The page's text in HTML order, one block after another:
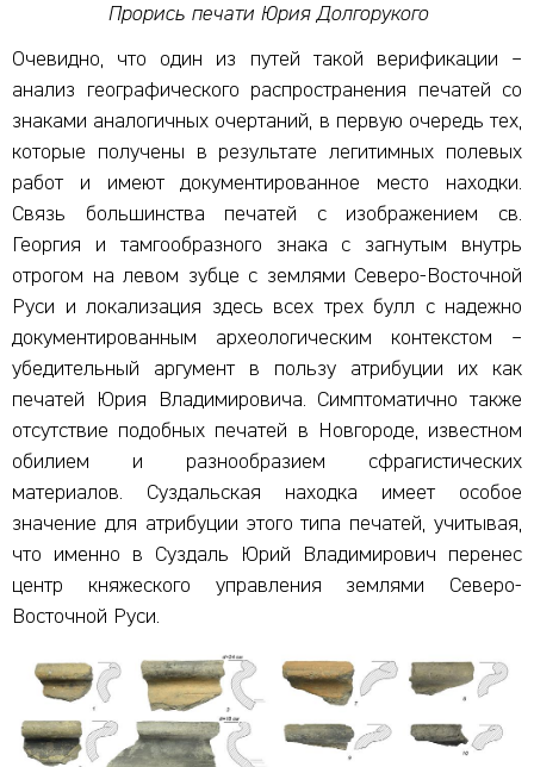
Прорись печати Юрия Долгорукого
Очевидно, что один из путей такой верификации –
анализ географического распространения печатей со
знаками аналогичных очертаний, в первую очередь тех,
которые получены в результате легитимных полевых
работ и имеют документированное место находки.
Связь большинства печатей с изображением св.
Георгия и тамгообразного знака с загнутым внутрь
отрогом на левом зубце с землями Северо-Восточной
Руси и локализация здесь всех трех булл с надежно
документированным археологическим контекстом –
убедительный аргумент в пользу атрибуции их как
печатей Юрия Владимировича. Симптоматично также
отсутствие подобных печатей в Новгороде, известном
обилием и разнообразием сфрагистических
материалов. Суздальская находка имеет особое
значение для атрибуции этого типа печатей, учитывая,
что именно в Суздаль Юрий Владимирович перенес
центр княжеского управления землями Северо-
Восточной Руси.